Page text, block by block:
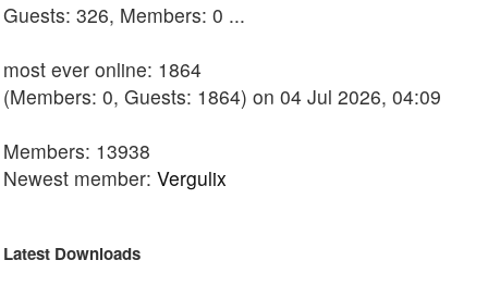
Guests: 326, Members: 0 ...
most ever online: 1864
(Members: 0, Guests: 1864) on 04 Jul 2026, 04:09
Members: 13938
Newest member: Vergulix
Latest Downloads